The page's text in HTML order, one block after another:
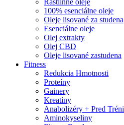
100% esenciálne oleje
Oleje lisované za studena
Esenciálne oleje
Olej extrakty
Olej CBD
Oleje lisované zastudena
Fitness
Redukcia Hmotnosti
Proteíny
Gainery
Kreatíny
Anabolizéry + Pred
Aminokyseliny